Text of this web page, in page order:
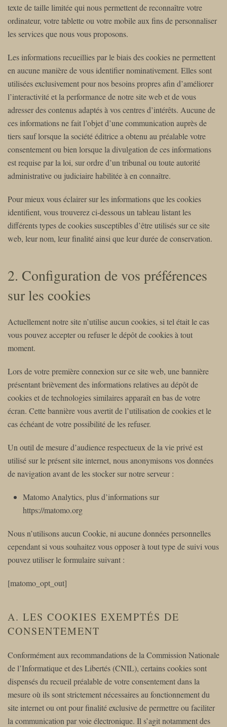
texte de taille limitée qui nous permettent de reconnaître votre
ordinateur, votre tablette ou votre mobile aux fins de personnaliser
les services que nous vous proposons.
Les informations recueillies par le biais des cookies ne permettent
en aucune manière de vous identifier nominativement. Elles sont
utilisées exclusivement pour nos besoins propres afin d’améliorer
l’interactivité et la performance de notre site web et de vous
adresser des contenus adaptés à vos centres d’intérêts. Aucune de
ces informations ne fait l’objet d’une communication auprès de
tiers sauf lorsque la société éditrice a obtenu au préalable votre
consentement ou bien lorsque la divulgation de ces informations
est requise par la loi, sur ordre d’un tribunal ou toute autorité
administrative ou judiciaire habilitée à en connaître.
Pour mieux vous éclairer sur les informations que les cookies
identifient, vous trouverez ci-dessous un tableau listant les
différents types de cookies susceptibles d’être utilisés sur ce site
web, leur nom, leur finalité ainsi que leur durée de conservation.
2. Configuration de vos préférences
sur les cookies
Actuellement notre site n’utilise aucun cookies, si tel était le cas
vous pouvez accepter ou refuser le dépôt de cookies à tout
moment.
Lors de votre première connexion sur ce site web, une bannière
présentant brièvement des informations relatives au dépôt de
cookies et de technologies similaires apparaît en bas de votre
écran. Cette bannière vous avertit de l’utilisation de cookies et le
cas échéant de votre possibilité de les refuser.
Un outil de mesure d’audience respectueux de la vie privé est
utilisé sur le présent site internet, nous anonymisons vos données
de navigation avant de les stocker sur notre serveur :
Matomo Analytics, plus d’informations sur
https://matomo.org
Nous n’utilisons aucun Cookie, ni aucune données personnelles
cependant si vous souhaitez vous opposer à tout type de suivi vous
pouvez utiliser le formulaire suivant :
[matomo_opt_out]
A. LES COOKIES EXEMPTÉS DE
CONSENTEMENT
Conformément aux recommandations de la Commission Nationale
de l’Informatique et des Libertés (CNIL), certains cookies sont
dispensés du recueil préalable de votre consentement dans la
mesure où ils sont strictement nécessaires au fonctionnement du
site internet ou ont pour finalité exclusive de permettre ou faciliter
la communication par voie électronique. Il s’agit notamment des